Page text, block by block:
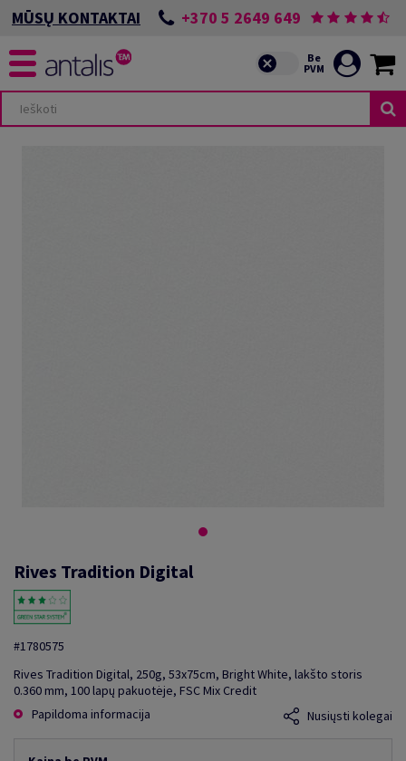
MŪSŲ KONTAKTAI +370 5 2649 649
Rives Tradition Digital
#1780575
Rives Tradition Digital, 250g, 53x75cm, Bright White, lakšto storis
0.360 mm, 100 lapų pakuotėje, FSC Mix Credit
Papildoma informacija
Nusiųsti kolegai